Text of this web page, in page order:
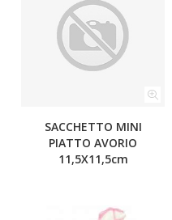
SACCHETTO MINI
PIATTO AVORIO
11,5X11,5cm